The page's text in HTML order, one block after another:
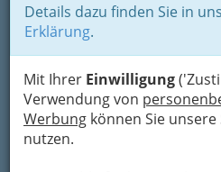
Details dazu finden Sie in
Erklärung.
Mit Ihrer Einwilligung
Verwendung von
Werbung können Sie unsere
nutzen.
Karte
Karte anzeigen